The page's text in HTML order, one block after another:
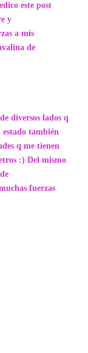
este post
y
a mis
de
diversos lados q
también
q me tienen
:) Del mismo
fuerzas